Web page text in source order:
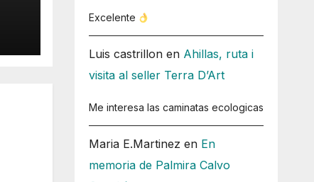
Excelente
Luis castrillonen Ahillas, ruta i
visita al seller Terra D’Art
Me interesa las caminatas ecologicas
Maria E.Martinez en En
memoria de Palmira Calvo